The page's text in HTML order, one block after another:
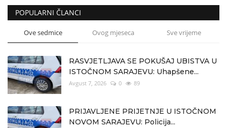
POPULARNI ČLANCI
Ove sedmice Ovog mjeseca Sve vrijeme
RASVJETLJAVA SE POKUŠAJ UBISTVA U
ISTOČNOM SARAJEVU: Uhapšene...
Avgust 7, 2026 0 89
PRIJAVLJENE PRIJETNJE U ISTOČNOM
NOVOM SARAJEVU: Policija...